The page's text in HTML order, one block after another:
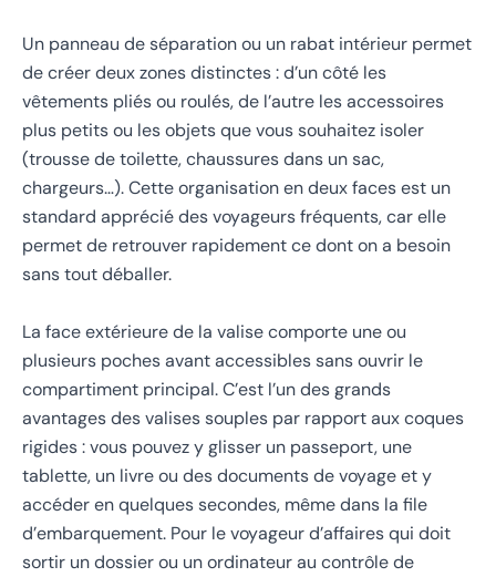
Un panneau de séparation ou un rabat intérieur permet
de créer deux zones distinctes : d’un côté les
vêtements pliés ou roulés, de l’autre les accessoires
plus petits ou les objets que vous souhaitez isoler
(trousse de toilette, chaussures dans un sac,
chargeurs…). Cette organisation en deux faces est un
standard apprécié des voyageurs fréquents, car elle
permet de retrouver rapidement ce dont on a besoin
sans tout déballer.
La face extérieure de la valise comporte une ou
plusieurs poches avant accessibles sans ouvrir le
compartiment principal. C’est l’un des grands
avantages des valises souples par rapport aux coques
rigides : vous pouvez y glisser un passeport, une
tablette, un livre ou des documents de voyage et y
accéder en quelques secondes, même dans la file
d’embarquement. Pour le voyageur d’affaires qui doit
sortir un dossier ou un ordinateur au contrôle de